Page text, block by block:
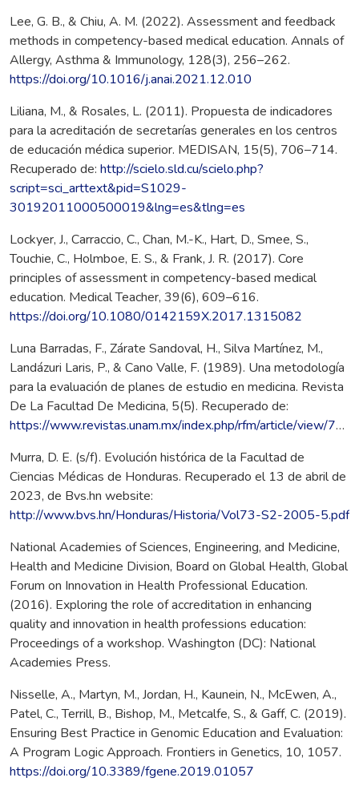
Lee, G. B., & Chiu, A. M. (2022). Assessment and feedback
methods in competency-based medical education. Annals of
Allergy, Asthma & Immunology, 128(3), 256–262.
https://doi.org/10.1016/j.anai.2021.12.010
Liliana, M., & Rosales, L. (2011). Propuesta de indicadores
para la acreditación de secretarías generales en los centros
de educación médica superior. MEDISAN, 15(5), 706–714.
Recuperado de: http://scielo.sld.cu/scielo.php?
script=sci_arttext&pid=S1029-
30192011000500019&lng=es&tlng=es
Lockyer, J., Carraccio, C., Chan, M.-K., Hart, D., Smee, S.,
Touchie, C., Holmboe, E. S., & Frank, J. R. (2017). Core
principles of assessment in competency-based medical
education. Medical Teacher, 39(6), 609–616.
https://doi.org/10.1080/0142159X.2017.1315082
Luna Barradas, F., Zárate Sandoval, H., Silva Martínez, M.,
Landázuri Laris, P., & Cano Valle, F. (1989). Una metodología
para la evaluación de planes de estudio en medicina. Revista
De La Facultad De Medicina, 5(5). Recuperado de:
https://www.revistas.unam.mx/index.php/rfm/article/view/74445
Murra, D. E. (s/f). Evolución histórica de la Facultad de
Ciencias Médicas de Honduras. Recuperado el 13 de abril de
2023, de Bvs.hn website:
http://www.bvs.hn/Honduras/Historia/Vol73-S2-2005-5.pdf
National Academies of Sciences, Engineering, and Medicine,
Health and Medicine Division, Board on Global Health, Global
Forum on Innovation in Health Professional Education.
(2016). Exploring the role of accreditation in enhancing
quality and innovation in health professions education:
Proceedings of a workshop. Washington (DC): National
Academies Press.
Nisselle, A., Martyn, M., Jordan, H., Kaunein, N., McEwen, A.,
Patel, C., Terrill, B., Bishop, M., Metcalfe, S., & Gaff, C. (2019).
Ensuring Best Practice in Genomic Education and Evaluation:
A Program Logic Approach. Frontiers in Genetics, 10, 1057.
https://doi.org/10.3389/fgene.2019.01057